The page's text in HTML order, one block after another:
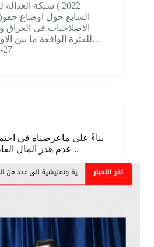
2022 ) شبكة
السابع حول اوضاع
الاصلاحيات في العراق
للفترة الواقعة ما بين الاول من كانون الثاني 2022…
27
بناءً على ماعرضناه في
عدم هدر المال العام وتحسين نوعية الطعام ..